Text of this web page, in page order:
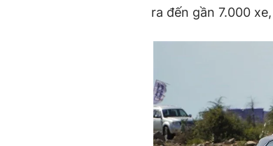
ra đến gần 7.000